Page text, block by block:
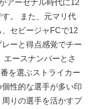
アーセナル時代に12
。 また、元マリ代
、セビージャFCで12
ーと得点感覚でチー
エースナンバーとさ
を選ぶストライカー
性的な選手が多い印
りの選手を活かすプ